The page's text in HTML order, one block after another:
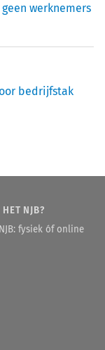
werknemers
bedrijfstak
NJB?
fysiek óf online